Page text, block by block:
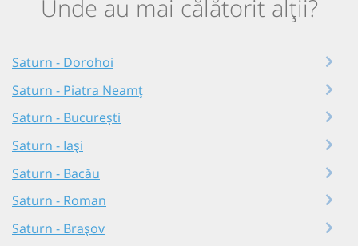
Unde au mai călătorit alții?
Saturn - Dorohoi
Saturn - Piatra Neamț
Saturn - București
Saturn - Iași
Saturn - Bacău
Saturn - Roman
Saturn - Brașov